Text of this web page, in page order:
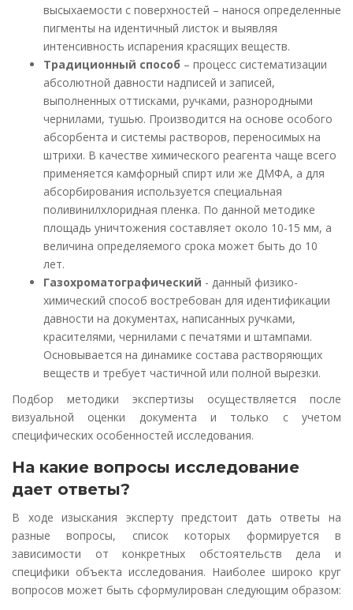
высыхаемости с поверхностей – нанося определенные
пигменты на идентичный листок и выявляя
интенсивность испарения красящих веществ.
Традиционный способ – процесс систематизации
абсолютной давности надписей и записей,
выполненных оттисками, ручками, разнородными
чернилами, тушью. Производится на основе особого
абсорбента и системы растворов, переносимых на
штрихи. В качестве химического реагента чаще всего
применяется камфорный спирт или же ДМФА, а для
абсорбирования используется специальная
поливинилхлоридная пленка. По данной методике
площадь уничтожения составляет около 10-15 мм, а
величина определяемого срока может быть до 10
лет.
Газохроматографический - данный физико-
химический способ востребован для идентификации
давности на документах, написанных ручками,
красителями, чернилами с печатями и штампами.
Основывается на динамике состава растворяющих
веществ и требует частичной или полной вырезки.
Подбор методики экспертизы осуществляется после
визуальной оценки документа и только с учетом
специфических особенностей исследования.
На какие вопросы исследование
дает ответы?
В ходе изыскания эксперту предстоит дать ответы на
разные вопросы, список которых формируется в
зависимости от конкретных обстоятельств дела и
специфики объекта исследования. Наиболее широко круг
вопросов может быть сформулирован следующим образом: